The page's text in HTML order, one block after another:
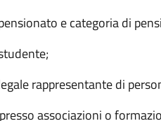
e categoria di
rappresentante di
associazioni o